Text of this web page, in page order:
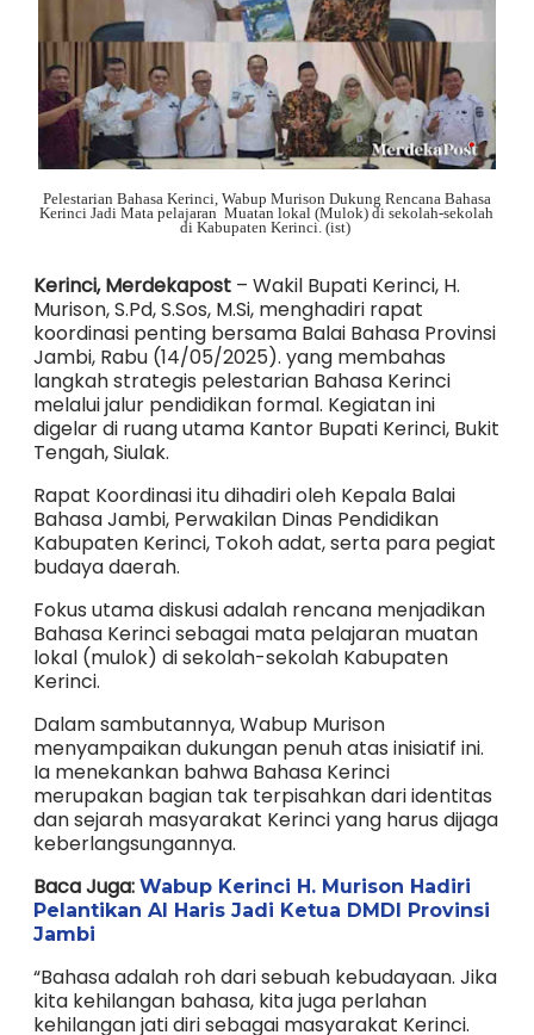
Pelestarian Bahasa Kerinci, Wabup Murison Dukung Rencana Bahasa
Kerinci Jadi Mata pelajaran Muatan lokal (Mulok) di sekolah-sekolah
di Kabupaten Kerinci. (ist)
Kerinci, Merdekapost – Wakil Bupati Kerinci, H.
Murison, S.Pd, S.Sos, M.Si, menghadiri rapat
koordinasi penting bersama Balai Bahasa Provinsi
Jambi, Rabu (14/05/2025). yang membahas
langkah strategis pelestarian Bahasa Kerinci
melalui jalur pendidikan formal. Kegiatan ini
digelar di ruang utama Kantor Bupati Kerinci, Bukit
Tengah, Siulak.
Rapat Koordinasi itu dihadiri oleh Kepala Balai
Bahasa Jambi, Perwakilan Dinas Pendidikan
Kabupaten Kerinci, Tokoh adat, serta para pegiat
budaya daerah.
Fokus utama diskusi adalah rencana menjadikan
Bahasa Kerinci sebagai mata pelajaran muatan
lokal (mulok) di sekolah-sekolah Kabupaten
Kerinci.
Dalam sambutannya, Wabup Murison
menyampaikan dukungan penuh atas inisiatif ini.
Ia menekankan bahwa Bahasa Kerinci
merupakan bagian tak terpisahkan dari identitas
dan sejarah masyarakat Kerinci yang harus dijaga
keberlangsungannya.
Baca Juga: Wabup Kerinci H. Murison Hadiri
Pelantikan Al Haris Jadi Ketua DMDI Provinsi
Jambi
“Bahasa adalah roh dari sebuah kebudayaan. Jika
kita kehilangan bahasa, kita juga perlahan
kehilangan jati diri sebagai masyarakat Kerinci.